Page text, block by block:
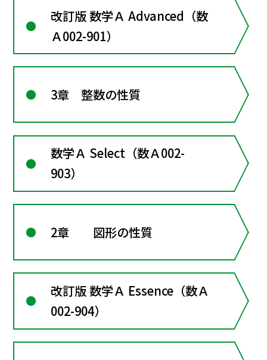
改訂版 数学Ａ Advanced（数
Ａ002-901）
3章 整数の性質
数学Ａ Select（数Ａ002-
903）
2章 図形の性質
改訂版 数学Ａ Essence（数Ａ
002-904）